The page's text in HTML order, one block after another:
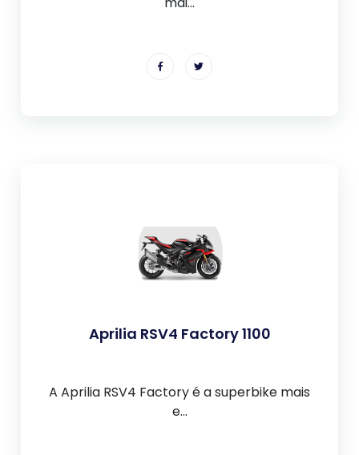
Aprilia RSV4 Factory 1100
A Aprilia RSV4 Factory é a superbike mais
e...